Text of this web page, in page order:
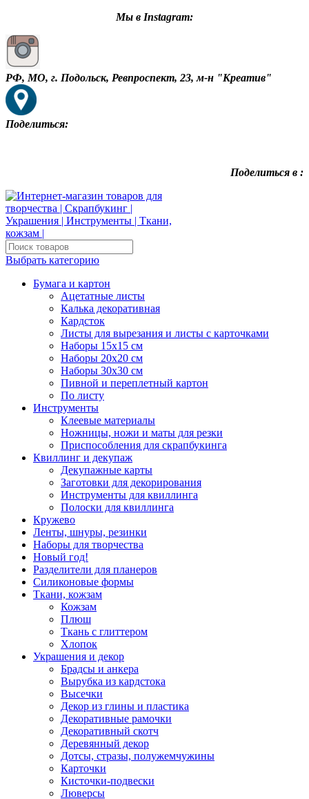
Мы в Instagram:
РФ, МО, г. Подольск, Ревпроспект, 23, м-н "Креатив"
Поделиться:
Поделиться в :
Выбрать категорию
Бумага и картон
Ацетатные листы
Калька декоративная
Кардсток
Листы для вырезания и листы с карточками
Наборы 15х15 см
Наборы 20х20 см
Наборы 30х30 см
Пивной и переплетный картон
По листу
Инструменты
Клеевые материалы
Ножницы, ножи и маты для резки
Приспособления для скрапбукинга
Квиллинг и декупаж
Декупажные карты
Заготовки для декорирования
Инструменты для квиллинга
Полоски для квиллинга
Кружево
Ленты, шнуры, резинки
Наборы для творчества
Новый год!
Разделители для планеров
Силиконовые формы
Ткани, кожзам
Кожзам
Плюш
Ткань с глиттером
Хлопок
Украшения и декор
Брадсы и анкера
Вырубка из кардстока
Высечки
Декор из глины и пластика
Декоративные рамочки
Декоративный скотч
Деревянный декор
Дотсы, стразы, полужемчужины
Карточки
Кисточки-подвески
Люверсы